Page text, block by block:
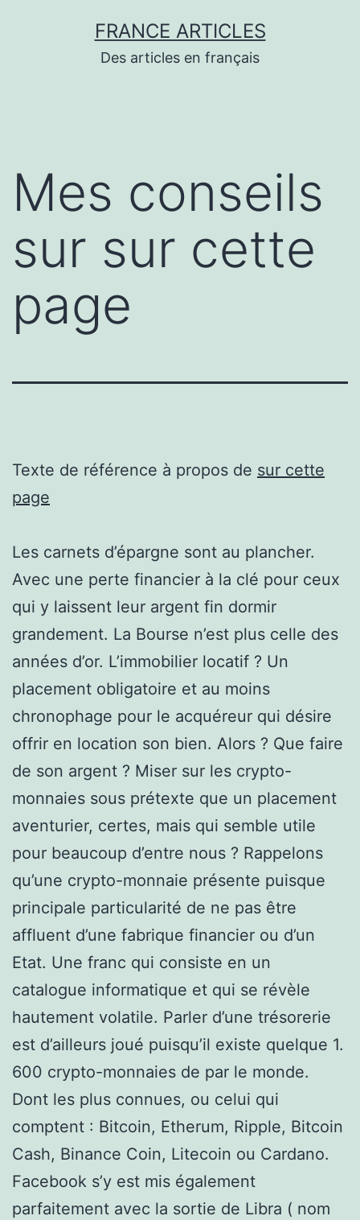
FRANCE ARTICLES
Des articles en français
Mes conseils
sur sur cette
page
Texte de référence à propos de sur cette
page
Les carnets d’épargne sont au plancher.
Avec une perte financier à la clé pour ceux
qui y laissent leur argent fin dormir
grandement. La Bourse n’est plus celle des
années d’or. L’immobilier locatif ? Un
placement obligatoire et au moins
chronophage pour le acquéreur qui désire
offrir en location son bien. Alors ? Que faire
de son argent ? Miser sur les crypto-
monnaies sous prétexte que un placement
aventurier, certes, mais qui semble utile
pour beaucoup d’entre nous ? Rappelons
qu’une crypto-monnaie présente puisque
principale particularité de ne pas être
affluent d’une fabrique financier ou d’un
Etat. Une franc qui consiste en un
catalogue informatique et qui se révèle
hautement volatile. Parler d’une trésorerie
est d’ailleurs joué puisqu’il existe quelque 1.
600 crypto-monnaies de par le monde.
Dont les plus connues, ou celui qui
comptent : Bitcoin, Etherum, Ripple, Bitcoin
Cash, Binance Coin, Litecoin ou Cardano.
Facebook s’y est mis également
parfaitement avec la sortie de Libra ( nom